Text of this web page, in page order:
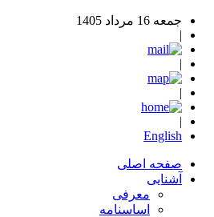
جمعه 16 مرداد 1405
English
صفحه اصلی
آشنایی
معرفی
اساسنامه